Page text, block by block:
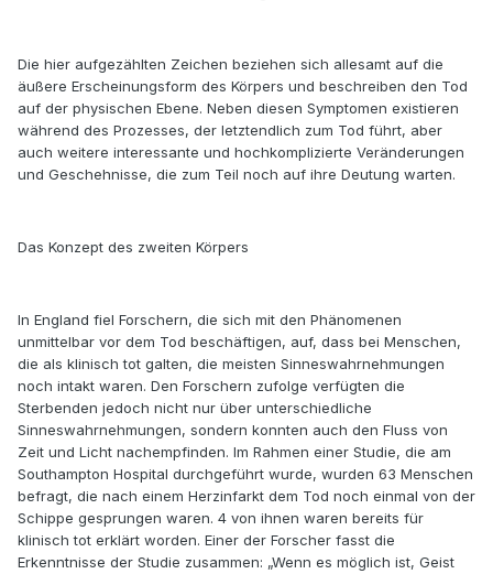
Die hier aufgezählten Zeichen beziehen sich allesamt auf die
äußere Erscheinungsform des Körpers und beschreiben den Tod
auf der physischen Ebene. Neben diesen Symptomen existieren
während des Prozesses, der letztendlich zum Tod führt, aber
auch weitere interessante und hochkomplizierte Veränderungen
und Geschehnisse, die zum Teil noch auf ihre Deutung warten.
Das Konzept des zweiten Körpers
In England fiel Forschern, die sich mit den Phänomenen
unmittelbar vor dem Tod beschäftigen, auf, dass bei Menschen,
die als klinisch tot galten, die meisten Sinneswahrnehmungen
noch intakt waren. Den Forschern zufolge verfügten die
Sterbenden jedoch nicht nur über unterschiedliche
Sinneswahrnehmungen, sondern konnten auch den Fluss von
Zeit und Licht nachempfinden. Im Rahmen einer Studie, die am
Southampton Hospital durchgeführt wurde, wurden 63 Menschen
befragt, die nach einem Herzinfarkt dem Tod noch einmal von der
Schippe gesprungen waren. 4 von ihnen waren bereits für
klinisch tot erklärt worden. Einer der Forscher fasst die
Erkenntnisse der Studie zusammen: „Wenn es möglich ist, Geist